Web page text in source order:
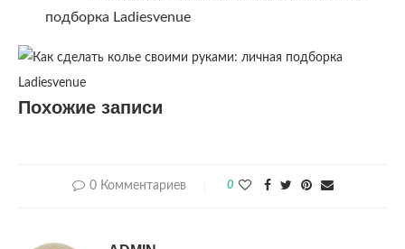
Похожие записи
0 Комментариев 0